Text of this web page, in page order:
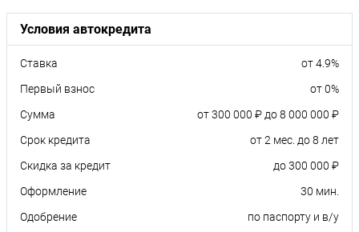
Условия автокредита
Ставка
от 4.9%
Первый взнос
от 0%
Сумма
от 300 000 ₽ до 8 000 000 ₽
Срок кредита
от 2 мес. до 8 лет
Скидка за кредит
до 300 000 ₽
Оформление
30 мин.
Одобрение
по паспорту и в/у